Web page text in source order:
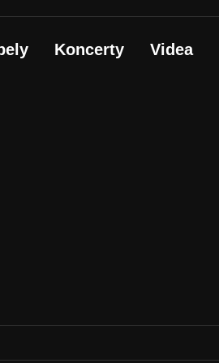
Koncerty Videa